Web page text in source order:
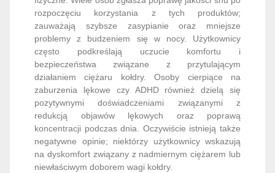
rozpoczęciu korzystania z tych produktów;
zauważają szybsze zasypianie oraz mniejsze
problemy z budzeniem się w nocy. Użytkownicy
często podkreślają uczucie komfortu i
bezpieczeństwa związane z przytulającym
działaniem ciężaru kołdry. Osoby cierpiące na
zaburzenia lękowe czy ADHD również dzielą się
pozytywnymi doświadczeniami związanymi z
redukcją objawów lękowych oraz poprawą
koncentracji podczas dnia. Oczywiście istnieją także
negatywne opinie; niektórzy użytkownicy wskazują
na dyskomfort związany z nadmiernym ciężarem lub
niewłaściwym doborem wagi kołdry.